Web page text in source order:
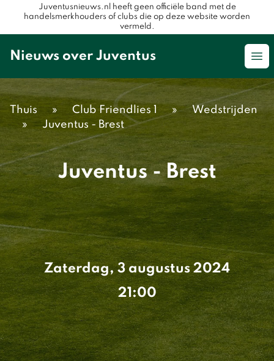
Juventusnieuws.nl heeft geen officiële band met de
handelsmerkhouders of clubs die op deze website worden
vermeld.
Nieuws over Juventus
Thuis » Club Friendlies 1 »
Wedstrijden
»
Juventus - Brest
Juventus - Brest
Zaterdag, 3 augustus 2024
21:00